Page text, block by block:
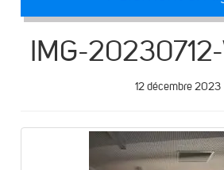
IMG-
12 décembre 2023